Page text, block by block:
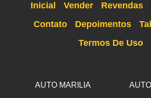
Inicial Vender Revendas
Contato
Depoimentos
Termos De Uso
AUTO MARILIA